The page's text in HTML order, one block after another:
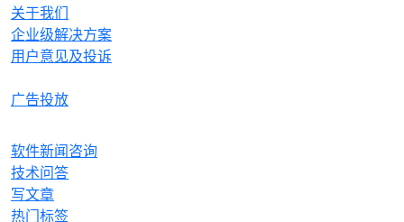
关于我们
企业级解决方案
用户意见及投诉
广告投放
软件新闻咨询
技术问答
写文章
热门标签